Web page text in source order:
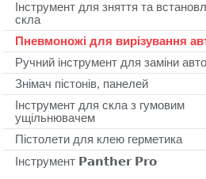
Інструмент для зняття та
скла
Пневмоножі для вирізування
Ручний інструмент для заміни
Знімач пістонів, панелей
Інструмент для скла з гумовим
ущільнювачем
Пістолети для клею герметика
Інструмент 𝗣𝗮𝗻𝘁𝗵𝗲𝗿 𝗣𝗿𝗼